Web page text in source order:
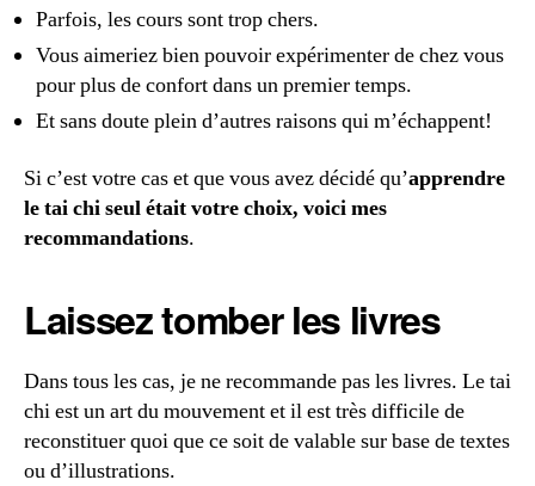
Parfois, les cours sont trop chers.
Vous aimeriez bien pouvoir expérimenter de chez vous
pour plus de confort dans un premier temps.
Et sans doute plein d’autres raisons qui m’échappent!
Si c’est votre cas et que vous avez décidé qu’apprendre
le tai chi seul était votre choix, voici mes
recommandations.
Laissez tomber les livres
Dans tous les cas, je ne recommande pas les livres. Le tai
chi est un art du mouvement et il est très difficile de
reconstituer quoi que ce soit de valable sur base de textes
ou d’illustrations.